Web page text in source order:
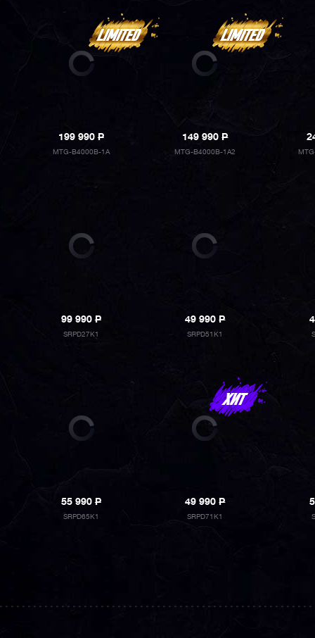
199 990P
MTG-B4000B-1A
149 990P
MTG-B4000B-1A2
99 990P
SRPD27K1
49 990P
SRPD51K1
55 990P
SRPD65K1
49 990P
SRPD71K1